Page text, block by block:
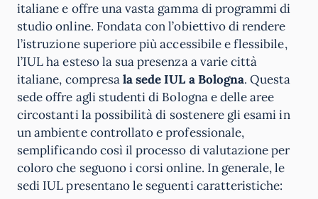
italiane e offre una vasta gamma di programmi di
studio online. Fondata con l’obiettivo di rendere
l’istruzione superiore più accessibile e flessibile,
l’IUL ha esteso la sua presenza a varie città
italiane, compresala sede IUL a Bologna. Questa
sede offre agli studenti di Bologna e delle aree
circostanti la possibilità di sostenere gli esami in
un ambiente controllato e professionale,
semplificando così il processo di valutazione per
coloro che seguono i corsi online. In generale, le
sedi IUL presentano le seguenti caratteristiche: